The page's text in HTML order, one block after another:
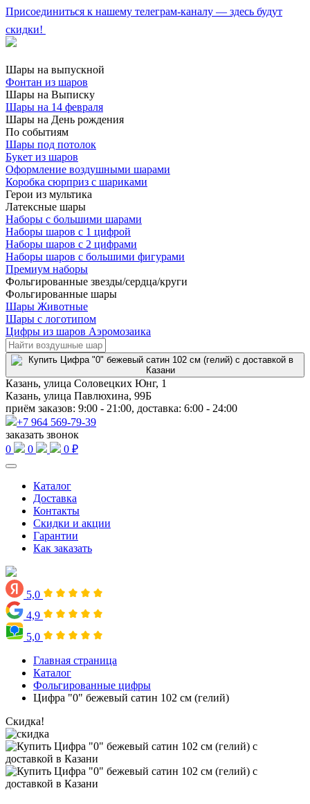
Присоединиться к нашему телеграм-каналу — здесь будут
скидки!
Шары на выпускной
Фонтан из шаров
Шары на Выписку
Шары на 14 февраля
Шары на День рождения
По событиям
Шары под потолок
Букет из шаров
Оформление воздушными шарами
Коробка сюрприз с шариками
Герои из мультика
Латексные шары
Наборы с большими шарами
Наборы шаров с 1 цифрой
Наборы шаров с 2 цифрами
Наборы шаров с большими фигурами
Премиум наборы
Фольгированные звезды/сердца/круги
Фольгированные шары
Шары Животные
Шары с логотипом
Цифры из шаров Аэромозаика
Казань, улица Соловецких Юнг, 1
Казань, улица Павлюхина, 99Б
приём заказов: 9:00 - 21:00, доставка: 6:00 - 24:00
+7 964 569-79-39
заказать звонок
0
0 0 ₽
Каталог
Доставка
Контакты
Скидки и акции
Гарантии
Как заказать
5,0
4,9
5,0
Главная страница
Каталог
Фольгированные цифры
Цифра "0" бежевый сатин 102 см (гелий)
Скидка!